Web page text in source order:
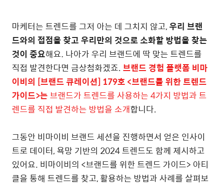
마케터는 트렌드를 그저 아는 데 그치지 않고,우리 브랜
드와의 접점을 찾고 우리만의 것으로 소화할 방법을 찾는
것이 중요해요. 나아가 우리 브랜드에 딱 맞는 트렌드를
직접 발견한다면 금상첨화겠죠.브랜드 경험 플랫폼 비마
이비의 [브랜드 큐레이션] 179호 <브랜드를 위한 트렌드
가이드>는 브랜드가 트렌드를 사용하는 4가지 방법과 트
렌드를 직접 발견하는 방법을 소개합니다.
그동안 비마이비 브랜드 세션을 진행하면서 얻은 인사이
트로 데이터, 욕망 기반의 2024 트렌드도 함께 제시하고
있어요. 비마이비의 <브랜드를 위한 트렌드 가이드> 아티
클을 통해 트렌드를 찾고, 활용하는 방법과 사례를 살펴보